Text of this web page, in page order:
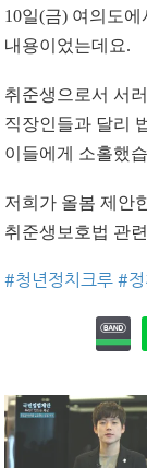
10일(금) 여의도
내용이었는데요.
취준생으로서 서
직장인들과 달리
이들에게 소홀했
저희가 올봄 제안
취준생보호법 관
#청년정치크루 #